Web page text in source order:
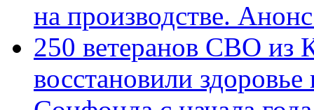
на производстве.
250 ветеранов СВО из
восстановили